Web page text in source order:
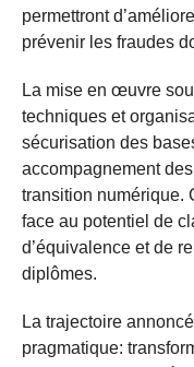
permettront
prévenir les fraudes
La mise en œuvre
techniques et
sécurisation des
accompagnement
transition numérique.
face au potentiel de
d’équivalence et de
diplômes.
La trajectoire
pragmatique: